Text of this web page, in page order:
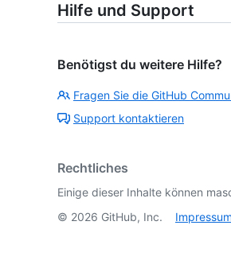
Hilfe und Support
Benötigst du weitere Hilfe?
Fragen Sie die GitHub
Support kontaktieren
Rechtliches
Einige dieser Inhalte können
© 2026 GitHub, Inc. Impressum